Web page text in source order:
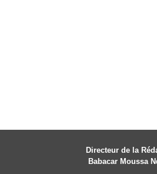
Directeur de la
Babacar Moussa